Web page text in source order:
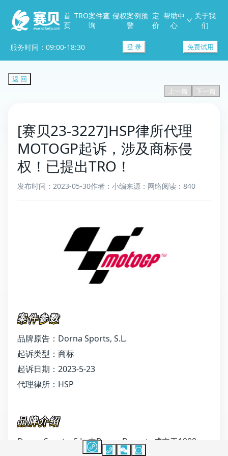
首
页
TRO案件查
询
侵权案例预
警
定
价
帮助中
心
关于我
们
服务时间：09:00-18:30 登 录 免费试用
返 回
上一篇
下一篇
[赛贝23-3227]HSP律所代理
MOTOGP起诉，涉及商标侵
权！已提出TRO！
发布时间：2023-05-30作者：小编来源：网络阅读：840
案件参数
品牌原告：Dorna Sports, S.L.
起诉类型：商标
起诉日期：2023-5-23
代理律所：HSP
品牌介绍
Dorna Sports, S.L. 由Banco Banesto成立于1988